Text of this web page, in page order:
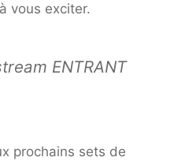
vous exciter.
ENTRANT
prochains sets de